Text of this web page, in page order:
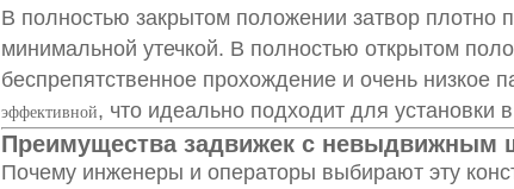
В полностью закрытом положении затвор плотно
минимальной утечкой. В полностью открытом
беспрепятственное прохождение и очень низкое
эффективной, что идеально подходит для установки
Преимущества задвижек с невыдвижным
Почему инженеры и операторы выбирают эту